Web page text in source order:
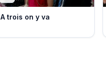
A trois on y va